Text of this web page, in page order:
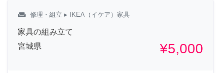
weekend 修理・組立 ▸ IKEA（イケア）家具
家具の組み立て
宮城県
¥5,000